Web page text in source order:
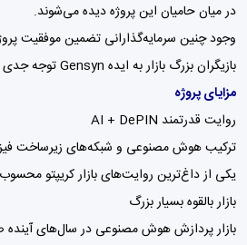
در میان حامیان این پروژه دیده می‌شوند.
وجود چنین سرمایه‌گذارانی تضمین موفقیت
بازیگران بزرگ بازار به ایده Gensyn توجه جدی دارند.
مزایای پروژه
روایت قدرتمند AI + DePIN
یکی از داغ‌ترین روایت‌های بازار کریپتو
بازار بالقوه بسیار بزرگ
بازار پردازش هوش مصنوعی در سال‌های آینده